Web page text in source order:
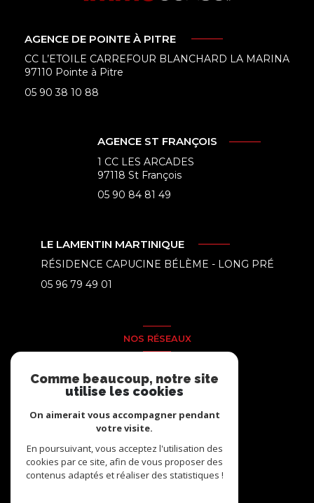
AGENCE DE POINTE À PITRE
CC L’ETOILE CARREFOUR BLANCHARD LA MARINA
97110 Pointe à Pitre
05 90 38 10 88
AGENCE ST FRANÇOIS
1 CC LES ARCADES
97118 St François
05 90 84 81 49
LE LAMENTIN MARTINIQUE
RÉSIDENCE CAPUCINE BÉLÈME - LONG PRÉ
05 96 79 49 01
NOS RÉSEAUX
Comme beaucoup, notre site
utilise les cookies
On aimerait vous accompagner pendant
votre visite.
En poursuivant, vous acceptez l'utilisation des
cookies par ce site, afin de vous proposer des
contenus adaptés et réaliser des statistiques !